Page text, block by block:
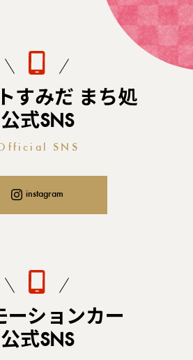
すみだ まち処
公式SNS
SNS
instagram
ーションカー
公式SNS